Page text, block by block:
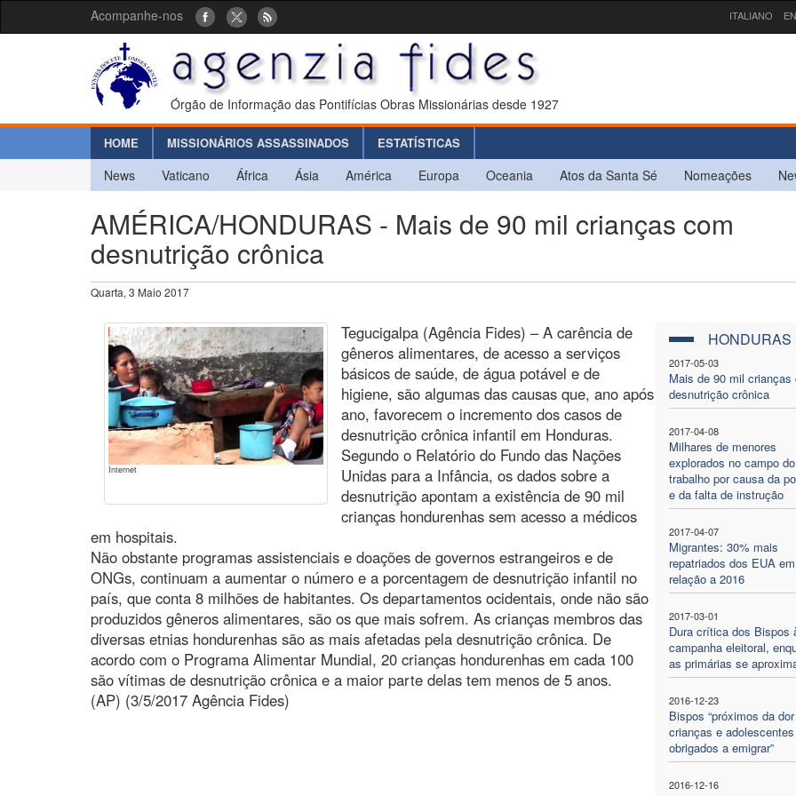
Acompanhe-nos ITALIANO
Órgão de Informação das Pontifícias Obras Missionárias desde 1927
HOME MISSIONÁRIOS ASSASSINADOS ESTATÍSTICAS
News Vaticano África Ásia América Europa Oceania Atos da Santa Sé Nomeações
AMÉRICA/HONDURAS - Mais de 90 mil crianças com
desnutrição crônica
Quarta, 3 Maio 2017
Internet
HONDURAS
2017-05-03
Mais de 90 mil crianças
desnutrição crônica
2017-04-08
Milhares de menores
explorados no campo do
trabalho por causa da
e da falta de instrução
2017-04-07
Migrantes: 30% mais
repatriados dos EUA em
relação a 2016
2017-03-01
Dura crítica dos Bispos
campanha eleitoral,
as primárias se
2016-12-23
Bispos “próximos da
crianças e adolescentes
obrigados a emigrar”
2016-12-16
Tegucigalpa (Agência Fides) – A carência de
gêneros alimentares, de acesso a serviços
básicos de saúde, de água potável e de
higiene, são algumas das causas que, ano após
ano, favorecem o incremento dos casos de
desnutrição crônica infantil em Honduras.
Segundo o Relatório do Fundo das Nações
Unidas para a Infância, os dados sobre a
desnutrição apontam a existência de 90 mil
crianças hondurenhas sem acesso a médicos
em hospitais.
Não obstante programas assistenciais e doações de governos estrangeiros e de
ONGs, continuam a aumentar o número e a porcentagem de desnutrição infantil no
país, que conta 8 milhões de habitantes. Os departamentos ocidentais, onde não são
produzidos gêneros alimentares, são os que mais sofrem. As crianças membros das
diversas etnias hondurenhas são as mais afetadas pela desnutrição crônica. De
acordo com o Programa Alimentar Mundial, 20 crianças hondurenhas em cada 100
são vítimas de desnutrição crônica e a maior parte delas tem menos de 5 anos.
(AP) (3/5/2017 Agência Fides)